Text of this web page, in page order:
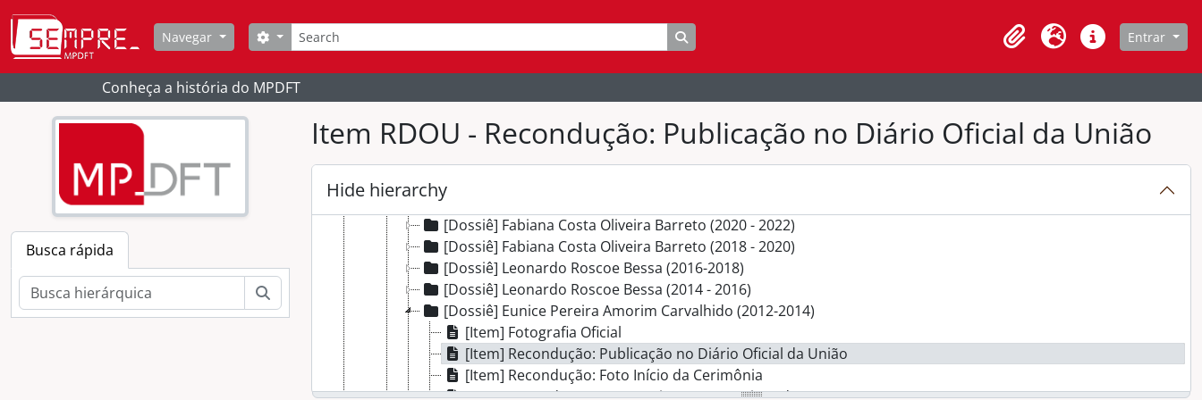
Skip to main content
Navegar
Buscar
Opções de busca
Clipboard
Idioma Atalhos Entrar
Conheça a história do MPDFT
Busca rápida
Item RDOU - Recondução: Publicação no Diário Oficial da União
Hide hierarchy
[Fundo] Ministério Público do Distrito Federal e Territórios
[Seção] Administrativo do MPDFT
[Subseção] Gestão de Documentos e Informações
[Subseção] Gestão Política e Administrativa
[Série] Comunicação Institucional
[Série] Posse de Procurador-Geral de Justiça
[Dossiê] Georges Carlos Fredderico Moreira Seigneur (2024- 2026)
[Dossiê] Fabiana Costa Oliveira Barreto (2020 - 2022)
[Dossiê] Fabiana Costa Oliveira Barreto (2018 - 2020)
[Dossiê] Leonardo Roscoe Bessa (2016-2018)
[Dossiê] Leonardo Roscoe Bessa (2014 - 2016)
[Dossiê] Eunice Pereira Amorim Carvalhido (2012-2014)
[Item] Fotografia Oficial
[Item] Recondução: Publicação no Diário Oficial da União
[Item] Recondução: Foto Início da Cerimônia